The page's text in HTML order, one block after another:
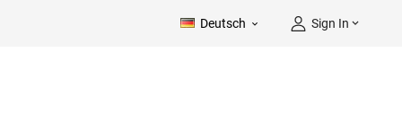
Deutsch  Sign In 